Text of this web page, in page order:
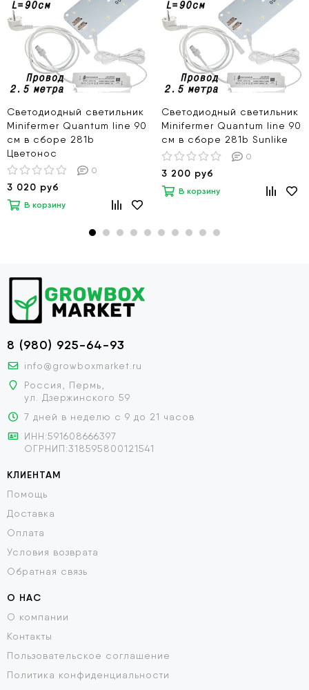
Светодиодный светильник
Minifermer Quantum line 90
см в сборе 281b
Цветонос
0
3 020 руб
В корзину
Светодиодный светильник
Minifermer Quantum line 90
см в сборе 281b Sunlike
0
3 200 руб
В корзину
8 (980) 925-64-93
info@growboxmarket.ru
Россия, Пермь,
ул. Дзержинского 59
7 дней в неделю с 9 до 21 часов
ИНН:591608666397
ОГРНИП:318595800121541
КЛИЕНТАМ
Помощь
Доставка
Оплата
Условия возврата
Обратная связь
О НАС
О компании
Контакты
Пользовательское соглашение
Политика конфиденциальности